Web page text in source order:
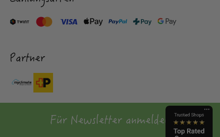
Partner
Für Newsletter anmelden